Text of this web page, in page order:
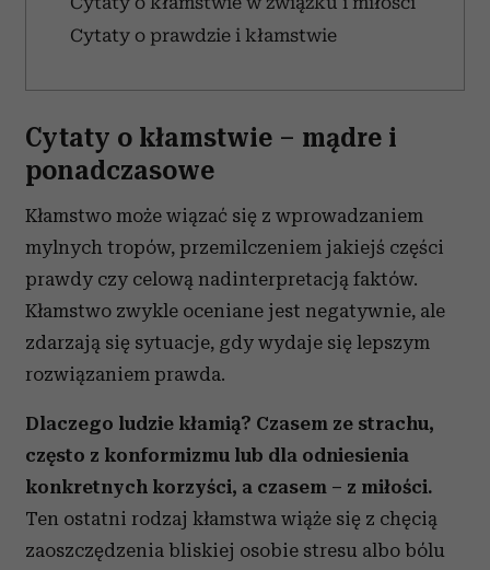
Cytaty o prawdzie i kłamstwie
Cytaty o kłamstwie – mądre i
ponadczasowe
Kłamstwo może wiązać się z wprowadzaniem
mylnych tropów, przemilczeniem jakiejś części
prawdy czy celową nadinterpretacją faktów.
Kłamstwo zwykle oceniane jest negatywnie, ale
zdarzają się sytuacje, gdy wydaje się lepszym
rozwiązaniem prawda.
Dlaczego ludzie kłamią? Czasem ze strachu,
często z konformizmu lub dla odniesienia
konkretnych korzyści, a czasem – z miłości.
Ten ostatni rodzaj kłamstwa wiąże się z chęcią
zaoszczędzenia bliskiej osobie stresu albo bólu